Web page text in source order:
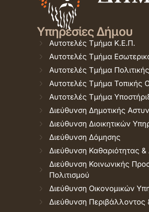
Υπηρεσίες Δήμου
Αυτοτελές Τμήμα Κ.Ε.Π.
Αυτοτελές Τμήμα
Αυτοτελές Τμήμα
Αυτοτελές Τμήμα Τοπικής
Αυτοτελές Τμήμα
Διεύθυνση Δημοτικής
Διεύθυνση Διοικητικών
Διεύθυνση Δόμησης
Διεύθυνση Καθαριότητας
Διεύθυνση Κοινωνικής
Πολιτισμού
Διεύθυνση Οικονομικών
Διεύθυνση Περιβάλλοντος